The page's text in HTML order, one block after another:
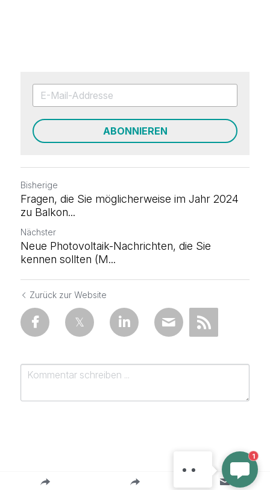
ABONNIEREN
Bisherige
Fragen, die Sie möglicherweise im Jahr 2024
zu Balkon...
Nächster
Neue Photovoltaik-Nachrichten, die Sie
kennen sollten (M...
Zurück zur Website
einreichen Abbrechen
1